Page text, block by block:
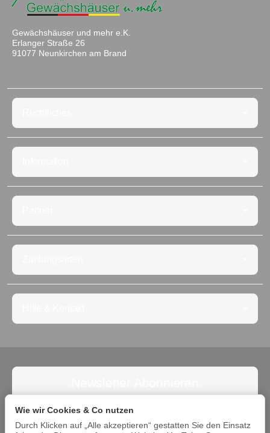
Gewächshäuser und mehr e.K.
Erlanger Straße 26
91077 Neunkirchen am Brand
keine Angebote. Die Abmeldung ist jederzeit möglich.
Wie wir Cookies & Co nutzen
Durch Klicken auf „Alle akzeptieren“ gestatten Sie den Einsatz